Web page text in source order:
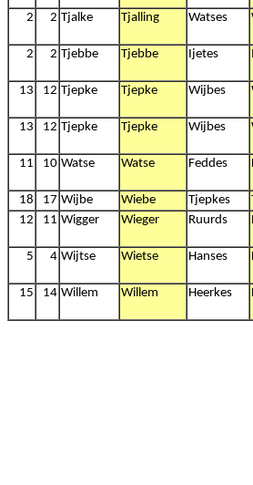
2 2 Tjalke Tjalling Watses
2 2 Tjebbe Tjebbe Ijetes
13 12 Tjepke Tjepke Wijbes
13 12 Tjepke Tjepke Wijbes
11 10 Watse Watse Feddes
18 17 Wijbe Wiebe Tjepkes
12
11 Wigger Wieger Ruurds
5 4 Wijtse Wietse Hanses
15 14 Willem Willem Heerkes